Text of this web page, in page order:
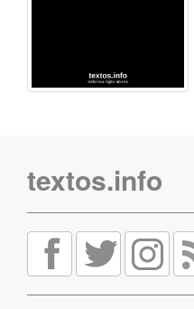
textos.info